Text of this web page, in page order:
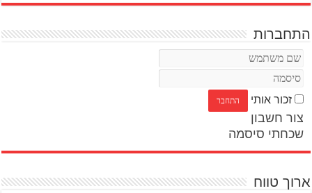
התחברות
זכור אותי
צור חשבון
שכחתי סיסמה
ארוך טווח